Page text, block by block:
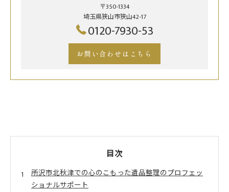
〒350-1334
埼玉県狭山市狭山42-17
0120-7930-53
お問い合わせはこちら
目次
所沢市北秋津での心のこもった遺品整理のプロフェッ
ショナルサポート